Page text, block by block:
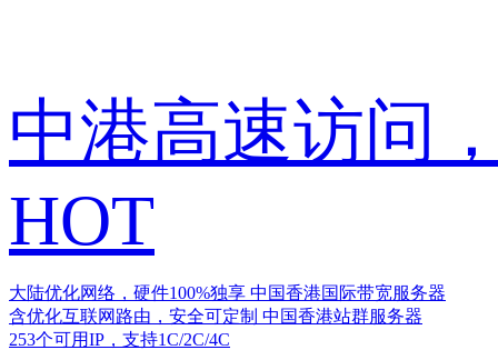
中港高速访问
HOT
大陆优化网络，硬件100%独享 中国香港国际带宽服务器
含优化互联网路由，安全可定制 中国香港站群服务器
253个可用IP，支持1C/2C/4C